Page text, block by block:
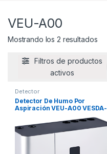
VEU-A00
Mostrando los 2 resultados
Filtros de productos
activos
Detector
Detector De Humo Por
Aspiración VEU-A00 VESDA-